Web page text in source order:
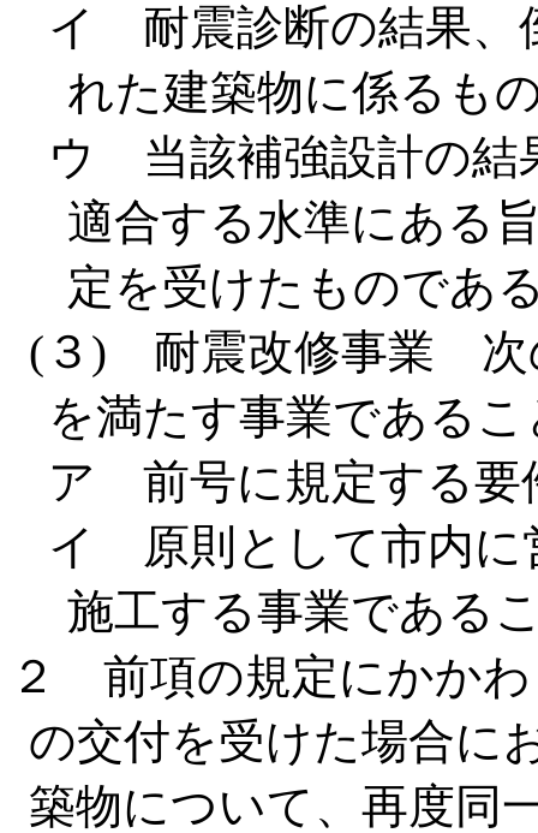
イ 耐震診断の結果、
れた建築物に係るも
ウ 当該補強設計の結
適合する水準にある
定を受けたものであ
(３) 耐震改修事業 次
を満たす事業であるこ
ア 前号に規定する要
イ 原則として市内に
施工する事業である
２ 前項の規定にかか
の交付を受けた場合に
築物について、再度同